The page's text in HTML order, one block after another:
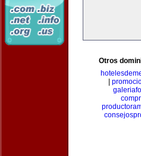
Otros